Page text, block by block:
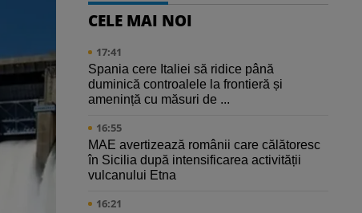
CELE MAI NOI
17:41
Spania cere Italiei să ridice până
duminică controalele la frontieră și
amenință cu măsuri de ...
16:55
MAE avertizează românii care călătoresc
în Sicilia după intensificarea activității
vulcanului Etna
16:21